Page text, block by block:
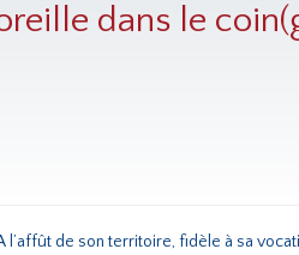
dans le
l’affût de son territoire, fidèle à sa